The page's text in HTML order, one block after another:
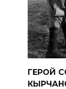
ГЕРОЙ